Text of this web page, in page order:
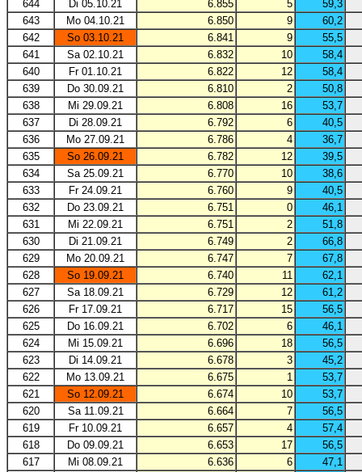
644 Di 05.10.21 6.855 5
59,3
643
Mo 04.10.21 6.850 9
60,2
642
So 03.10.21 6.841 9
55,5
641
Sa 02.10.21 6.832 10
58,4
640
Fr 01.10.21 6.822 12
58,4
639
Do 30.09.21 6.810 2
50,8
638
Mi 29.09.21 6.808 16
53,7
637
Di 28.09.21 6.792 6
40,5
636
Mo 27.09.21 6.786 4
36,7
635
So 26.09.21 6.782 12
39,5
634
Sa 25.09.21 6.770 10
38,6
633
Fr 24.09.21 6.760 9
40,5
632
Do 23.09.21 6.751 0
46,1
631
Mi 22.09.21 6.751 2
51,8
630
Di 21.09.21 6.749 2
66,8
629
Mo 20.09.21 6.747 7
67,8
628
So 19.09.21 6.740 11
62,1
627
Sa 18.09.21 6.729 12
61,2
626
Fr 17.09.21 6.717 15
56,5
625
Do 16.09.21 6.702 6
46,1
624
Mi 15.09.21 6.696 18
56,5
623
Di 14.09.21 6.678 3
45,2
622
Mo 13.09.21 6.675 1
53,7
621
So 12.09.21 6.674 10
53,7
620
Sa 11.09.21 6.664 7
56,5
619
Fr 10.09.21 6.657 4
57,4
618
Do 09.09.21 6.653 17
56,5
617
Mi 08.09.21 6.636 6
47,1